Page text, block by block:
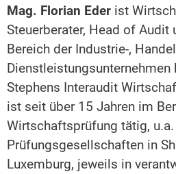
Mag. Florian Eder ist
Steuerberater, Head of Audit
Bereich der Industrie-,
Dienstleistungsunternehmen
Stephens Interaudit
ist seit über 15 Jahren im
Wirtschaftsprüfung tätig,
Prüfungsgesellschaften in
Luxemburg, jeweils in